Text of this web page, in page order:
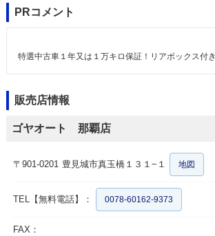
PRコメント
特選中古車１年又は１万キロ保証！リアボックス付き
販売店情報
ゴヤオート 那覇店
〒901-0201 豊見城市真玉橋１３１−１ 地図
TEL【無料電話】： 0078-60162-9373
FAX：